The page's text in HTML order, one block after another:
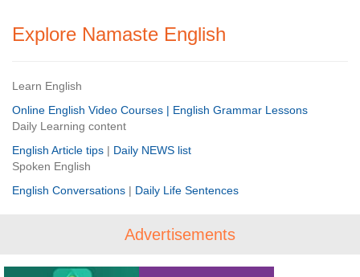
Explore Namaste English
Learn English
Online English Video Courses | English Grammar Lessons
Daily Learning content
English Article tips | Daily NEWS list
Spoken English
English Conversations | Daily Life Sentences
Advertisements